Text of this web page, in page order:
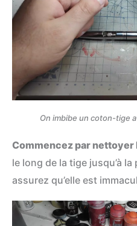
On imbibe un coton-tige
Commencez par nettoyer
le long de la tige jusqu’à
assurez qu’elle est